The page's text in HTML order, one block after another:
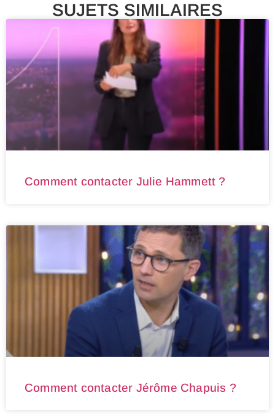
SUJETS SIMILAIRES
Comment contacter Julie Hammett ?
Comment contacter Jérôme Chapuis ?